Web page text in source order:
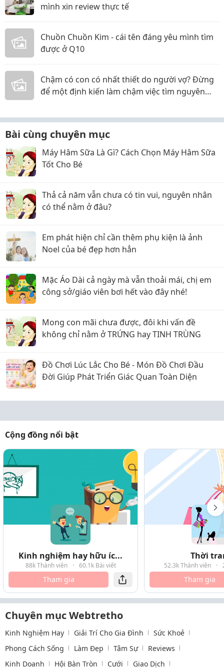
mình xin review thực tế
Chuồn Chuồn Kim - cái tên đáng yêu mình tìm
được ở Q10
Chậm có con có nhất thiết do người vợ? Đừng
để một định kiến làm chậm việc tìm nguyên
Bài cùng chuyên mục
Máy Hâm Sữa Là Gì? Cách Chọn Máy Hâm Sữa
Tốt Cho Bé
Thả cả năm vẫn chưa có tin vui, nguyên nhân
có thể nằm ở đâu?
Em phát hiện chỉ cần thêm phụ kiện là ảnh
Noel của bé đẹp hơn hẳn
Mặc Áo Dài cả ngày mà vẫn thoải mái, chị em
công sở/giáo viên bơi hết vào đây nhé!
Mong con mãi chưa được, đôi khi vấn đề
không chỉ nằm ở TRỨNG hay TINH TRÙNG
Đồ Chơi Lúc Lắc Cho Bé - Món Đồ Chơi Đầu
Đời Giúp Phát Triển Giác Quan Toàn Diện
Cộng đồng nổi bật
Kinh nghiệm hay hữu íc...
88k Thành viên · 60.1k Bài viết
Tham gia
Thời
52.3k Thành viên ·
Tham gia
Chuyên mục Webtretho
Kinh Nghiệm Hay Giải Trí Cho Gia Đình
Sức Khoẻ
Phong Cách Sống
Làm Đẹp Tâm Sự
Reviews
Kinh Doanh
Hội Bàn Tròn Cưới Giao Dịch